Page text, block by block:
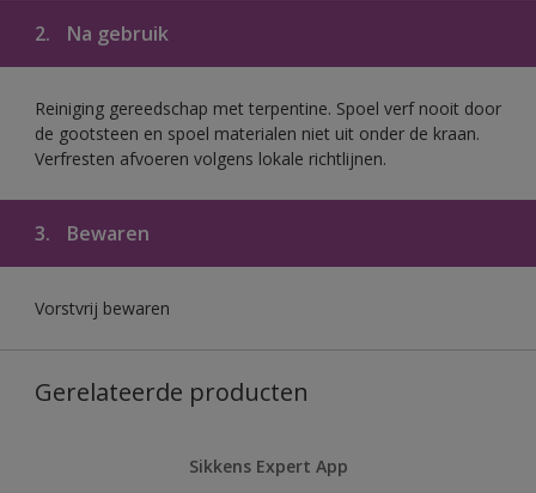
2. Na gebruik
Reiniging gereedschap met terpentine. Spoel verf nooit door
de gootsteen en spoel materialen niet uit onder de kraan.
Verfresten afvoeren volgens lokale richtlijnen.
3. Bewaren
Vorstvrij bewaren
Gerelateerde producten
Sikkens Expert App